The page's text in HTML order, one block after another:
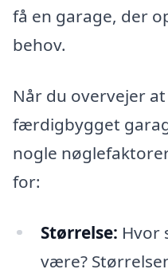
få en garage, der
behov.
Når du overvejer
færdigbygget
nogle
for:
Størrelse: Hvor
være?